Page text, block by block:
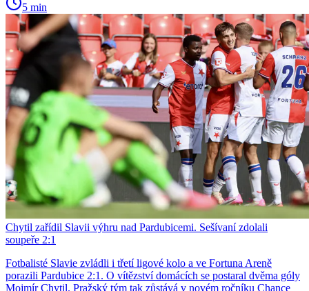
5 min
Chytil zařídil Slavii výhru nad Pardubicemi. Sešívaní zdolali
soupeře 2:1
Fotbalisté Slavie zvládli i třetí ligové kolo a ve Fortuna Areně
porazili Pardubice 2:1. O vítězství domácích se postaral dvěma góly
Mojmír Chytil. Pražský tým tak zůstává v novém ročníku Chance